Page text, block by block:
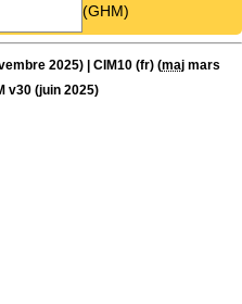
(GHM)
2025) | CIM10 (fr) (maj mars
v30 (juin 2025)